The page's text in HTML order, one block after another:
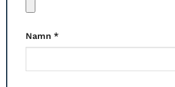
Namn *